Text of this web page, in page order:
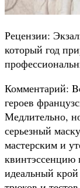
Рецензии:
который год
Комментарий:
героев
Медлительно,
серьезный
мастерским и
квинтэссенцию
идеальный